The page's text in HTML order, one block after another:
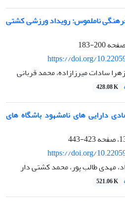
ناملموس: رویداد ورزشی کشتی
200-183
https://doi.org/
سادات میرزازاده، محمد قربانی
428.08 K
دارایی های نامشهود باشگاه های
423-443
https://doi.org/
مهدی طالب پور، محمد کشتی دار
521.06 K